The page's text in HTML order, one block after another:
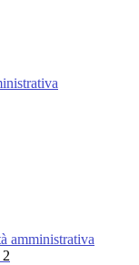
amministrativa
2